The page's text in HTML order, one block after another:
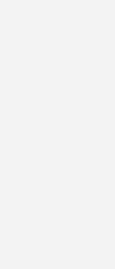
zu sichern. Das
an den Staat.
selbst – durch
Kosten in der Lieferketten.
zum Problem.
Süddeutsche Zeitung
die 2023 mit
Euro große Flächen
drängte Total
BP soll sein
erstmals die Schwelle von
offizielle Ziel von 30 GW
Zuletzt erhielt der 927-
von der Europäischen
für 700 Millionen Euro.
50 Hertz vom